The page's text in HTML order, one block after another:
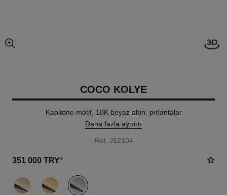
3D
resmin büyütülmüş görünümü
COCO KOLYE
Kapitone motif, 18K beyaz altın, pırlantalar
Daha fazla ayrıntı
Ref. J12104
351 000 TRY*
varyant (3)